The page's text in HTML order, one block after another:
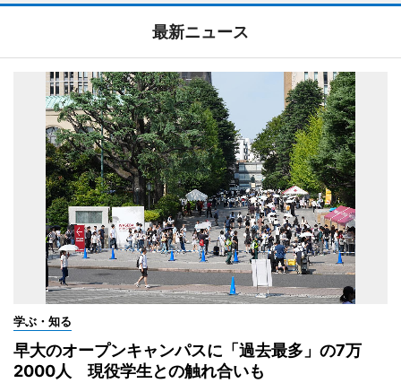
最新ニュース
学ぶ・知る
早大のオープンキャンパスに「過去最多」の7万
2000人 現役学生との触れ合いも